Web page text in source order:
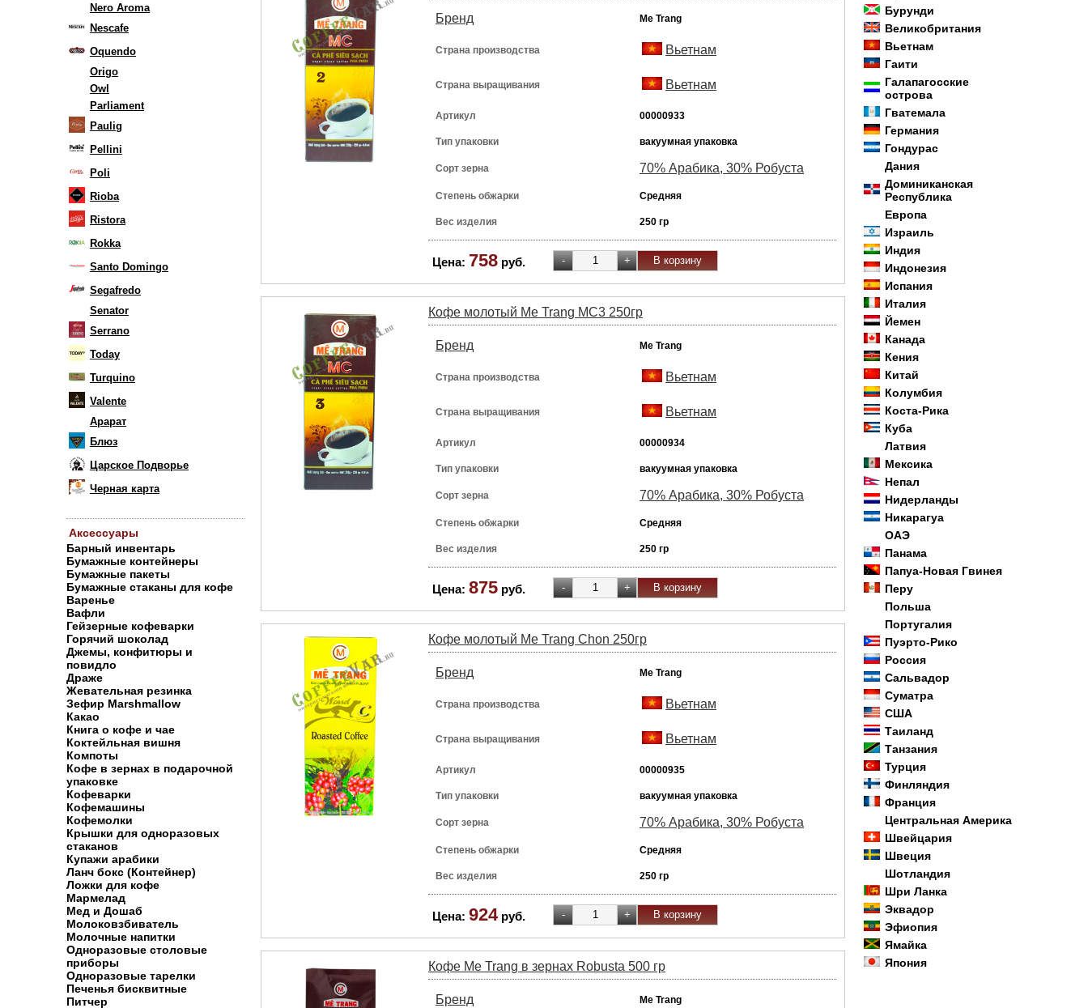
Nero Aroma
Nescafe
Oquendo
Origo
Owl
Parliament
Paulig
Pellini
Poli
Rioba
Ristora
Rokka
Santo Domingo
Segafredo
Senator
Serrano
Today
Turquino
Valente
Арарат
Блюз
Царское Подворье
Черная карта
Аксессуары
Барный инвентарь
Бумажные контейнеры
Бумажные пакеты
Бумажные стаканы для кофе
Варенье
Вафли
Гейзерные кофеварки
Горячий шоколад
Джемы, конфитюры и
повидло
Драже
Жевательная резинка
Зефир Marshmallow
Какао
Книга о кофе и чае
Коктейльная вишня
Компоты
Кофе в зернах в подарочной
упаковке
Кофеварки
Кофемашины
Кофемолки
Крышки для одноразовых
стаканов
Купажи арабики
Ланч бокс (Контейнер)
Ложки для кофе
Мармелад
Мед и Дошаб
Молоковзбиватель
Молочные напитки
Одноразовые столовые
приборы
Одноразовые тарелки
Печенья бисквитные
Питчер
Бренд Me Trang
Страна производства Вьетнам
Страна выращивания Вьетнам
Артикул 00000933
Тип упаковки вакуумная упаковка
Сорт зерна 70% Арабика, 30% Робуста
Степень обжарки Средняя
Вес изделия 250 гр
Цена: 758 руб.
Кофе молотый Me Trang MC3 250гр
Бренд Me Trang
Страна производства Вьетнам
Страна выращивания Вьетнам
Артикул 00000934
Тип упаковки вакуумная упаковка
Сорт зерна 70% Арабика, 30% Робуста
Степень обжарки Средняя
Вес изделия 250 гр
Цена: 875 руб.
Кофе молотый Me Trang Chon 250гр
Бренд Me Trang
Страна производства Вьетнам
Страна выращивания Вьетнам
Артикул 00000935
Тип упаковки вакуумная упаковка
Сорт зерна 70% Арабика, 30% Робуста
Степень обжарки Средняя
Вес изделия 250 гр
Цена: 924 руб.
Кофе Me Trang в зернах Robusta 500 гр
Бренд Me Trang
Бурунди
Великобритания
Вьетнам
Гаити
Галапагосские
острова
Гватемала
Германия
Гондурас
Дания
Доминиканская
Республика
Европа
Израиль
Индия
Индонезия
Испания
Италия
Йемен
Канада
Кения
Китай
Колумбия
Коста-Рика
Куба
Латвия
Мексика
Непал
Нидерланды
Никарагуа
ОАЭ
Панама
Папуа-Новая Гвинея
Перу
Польша
Португалия
Пуэрто-Рико
Россия
Сальвадор
Суматра
США
Таиланд
Танзания
Турция
Финляндия
Франция
Центральная Америка
Швейцария
Швеция
Шотландия
Шри Ланка
Эквадор
Эфиопия
Ямайка
Япония